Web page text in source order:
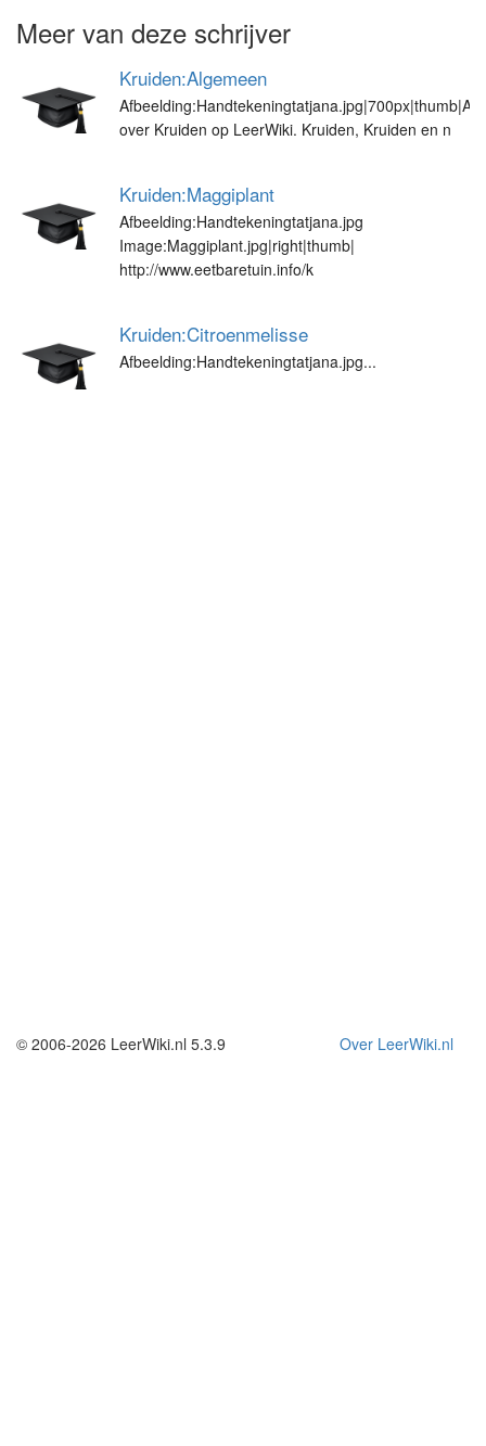
Meer van deze schrijver
Kruiden:Algemeen
over Kruiden op LeerWiki. Kruiden, Kruiden en n
Kruiden:Maggiplant
Afbeelding:Handtekeningtatjana.jpg
Image:Maggiplant.jpg|right|thumb|
http://www.eetbaretuin.info/k
Kruiden:Citroenmelisse
Afbeelding:Handtekeningtatjana.jpg...
Over LeerWiki.nl
© 2006-2026 LeerWiki.nl 5.3.9